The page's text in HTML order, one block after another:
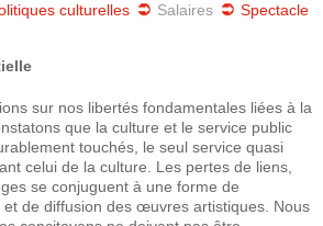
culturelles Salaires
Spectacle
sur nos libertés fondamentales liées à la
que la culture et le service public
touchés, le seul service quasi
celui de la culture. Les pertes de liens,
se conjuguent à une forme de
de diffusion des œuvres artistiques. Nous